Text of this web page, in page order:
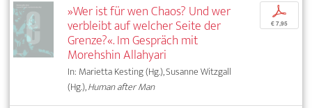
»Wer ist für wen Chaos? Und wer
verbleibt auf welcher Seite der
Grenze?«. Im Gespräch mit
Morehshin Allahyari
In: Marietta Kesting (Hg.), Susanne Witzgall
(Hg.),Human after Man
p
€ 7,95